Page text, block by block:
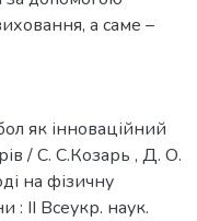
а саме –
як інноваційний
/ С. С.Козарь , Д. О.
на фізичну
: ІІ Всеукр. наук.